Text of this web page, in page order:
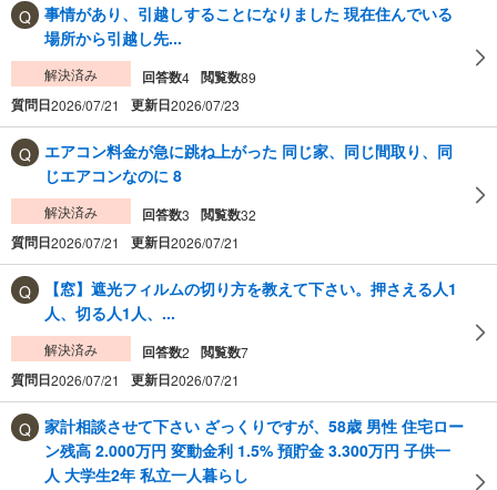
事情があり、引越しすることになりました 現在住んでいる
場所から引越し先...
解決済み 回答数4 閲覧数89
質問日2026/07/21 更新日2026/07/23
エアコン料金が急に跳ね上がった 同じ家、同じ間取り、同
じエアコンなのに 8
解決済み 回答数3 閲覧数32
質問日2026/07/21 更新日2026/07/21
【窓】遮光フィルムの切り方を教えて下さい。押さえる人1
人、切る人1人、...
解決済み 回答数2 閲覧数7
質問日2026/07/21 更新日2026/07/21
家計相談させて下さい ざっくりですが、58歳 男性 住宅ロー
ン残高 2.000万円 変動金利 1.5% 預貯金 3.300万円 子供一
人 大学生2年 私立一人暮らし